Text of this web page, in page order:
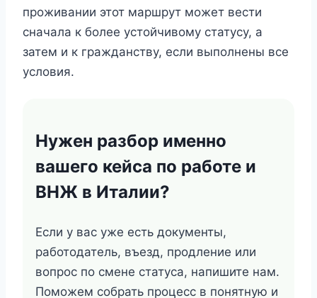
проживании этот маршрут может вести
сначала к более устойчивому статусу, а
затем и к гражданству, если выполнены все
условия.
Нужен разбор именно
вашего кейса по работе и
ВНЖ в Италии?
Если у вас уже есть документы,
работодатель, въезд, продление или
вопрос по смене статуса, напишите нам.
Поможем собрать процесс в понятную и